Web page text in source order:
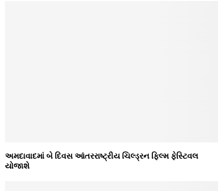
અમદાવાદમાં બે દિવસ આંતરરાષ્ટ્રીય ચિલ્ડ્રન ફિલ્મ ફેસ્ટિવલ
યોજાશે